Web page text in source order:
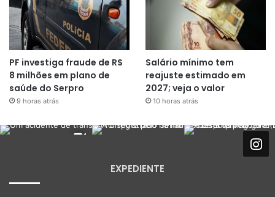
PF investiga fraude de R$
8 milhões em plano de
saúde do Serpro
9 horas atrás
Salário mínimo tem
reajuste estimado em
2027; veja o valor
10 horas atrás
EXPEDIENTE